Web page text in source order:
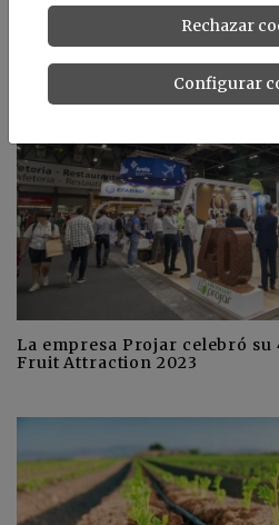
Noticias relacionadas
La empresa Projar celebró
Fruit Attraction 2023
Rechazar
Configurar